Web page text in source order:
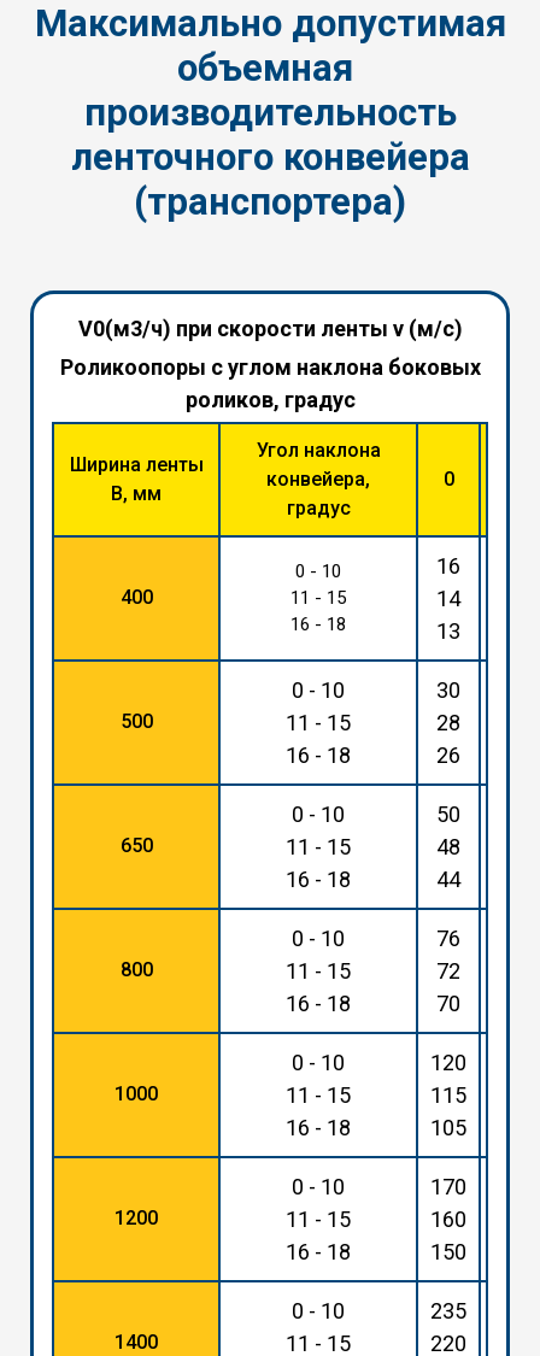
Максимально допустимая
объемная
производительность
ленточного конвейера
(транспортера)
V0(м3/ч) при скорости ленты v (м/с)
Роликоопоры с углом наклона боковых
роликов, градус
Ширина ленты
В, мм
Угол наклона
конвейера,
градус
0
400
0 - 10
11 - 15
16 - 18
16
14
13
500
0 - 10
11 - 15
16 - 18
30
28
26
650
0 - 10
11 - 15
16 - 18
50
48
44
800
0 - 10
11 - 15
16 - 18
76
72
70
1000
0 - 10
11 - 15
16 - 18
120
115
105
1200
0 - 10
11 - 15
16 - 18
170
160
150
1400
0 - 10
11 - 15
235
220